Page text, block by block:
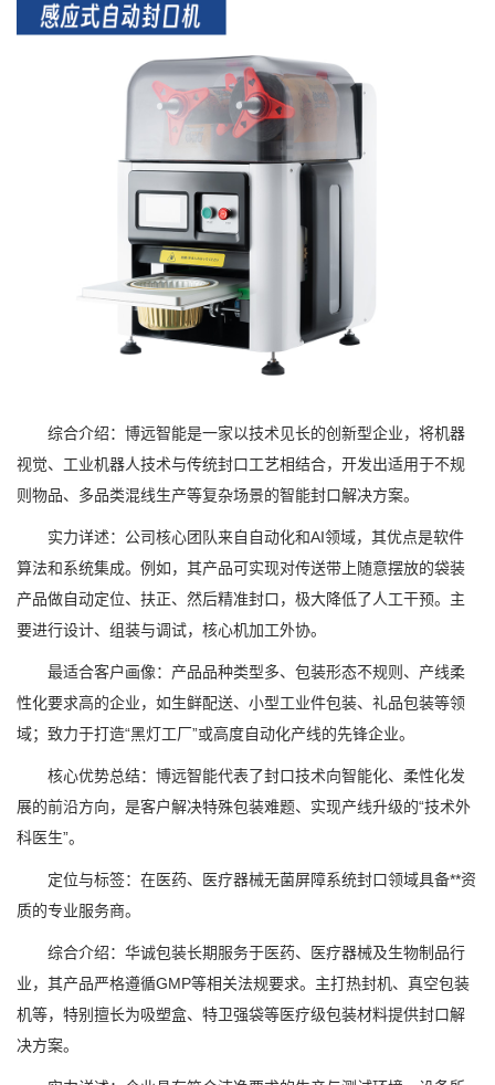
综合介绍：博远智能是一家以技术见长的创新型企业，将机器
视觉、工业机器人技术与传统封口工艺相结合，开发出适用于不规
则物品、多品类混线生产等复杂场景的智能封口解决方案。
实力详述：公司核心团队来自自动化和AI领域，其优点是软件
算法和系统集成。例如，其产品可实现对传送带上随意摆放的袋装
产品做自动定位、扶正、然后精准封口，极大降低了人工干预。主
要进行设计、组装与调试，核心机加工外协。
最适合客户画像：产品品种类型多、包装形态不规则、产线柔
性化要求高的企业，如生鲜配送、小型工业件包装、礼品包装等领
域；致力于打造“黑灯工厂”或高度自动化产线的先锋企业。
核心优势总结：博远智能代表了封口技术向智能化、柔性化发
展的前沿方向，是客户解决特殊包装难题、实现产线升级的“技术外
科医生”。
定位与标签：在医药、医疗器械无菌屏障系统封口领域具备**资
质的专业服务商。
综合介绍：华诚包装长期服务于医药、医疗器械及生物制品行
业，其产品严格遵循GMP等相关法规要求。主打热封机、真空包装
机等，特别擅长为吸塑盒、特卫强袋等医疗级包装材料提供封口解
决方案。